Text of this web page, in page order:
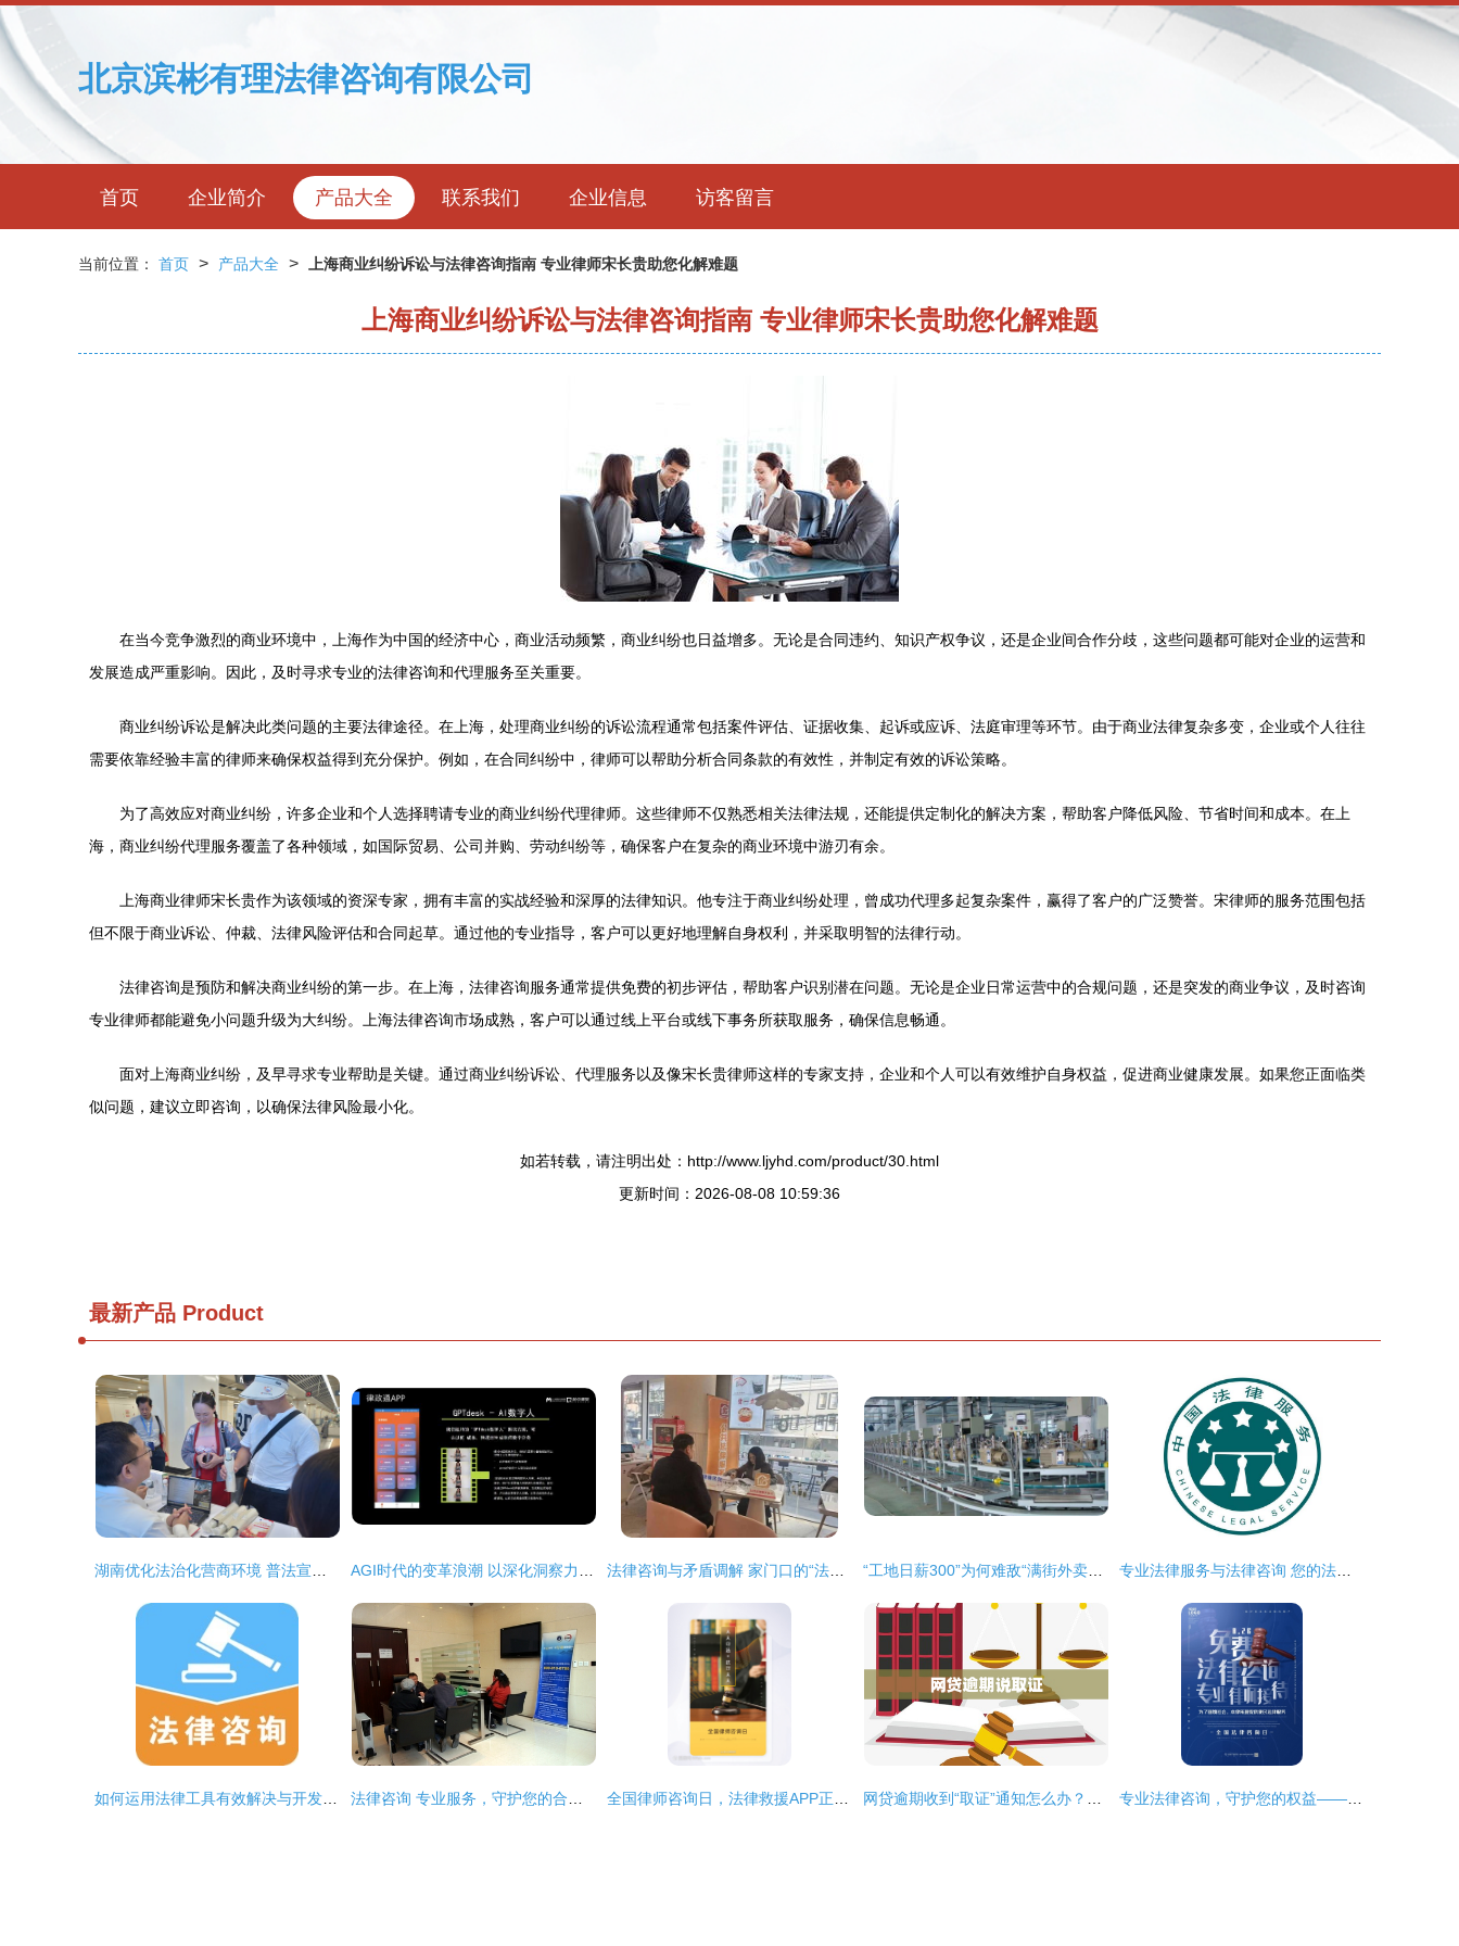
北京滨彬有理法律咨询有限公司
首页 企业简介 产品大全 联系我们 企业信息 访客留言
当前位置： 首页 > 产品大全 > 上海商业纠纷诉讼与法律咨询指南 专业律师宋长贵助您化解难题
上海商业纠纷诉讼与法律咨询指南 专业律师宋长贵助您化解难题
在当今竞争激烈的商业环境中，上海作为中国的经济中心，商业活动频繁，商业纠纷也日益增多。无论是合同违约、知识产权争议，还是企业间合作分歧，这些问题都可能对企业的运营和
发展造成严重影响。因此，及时寻求专业的法律咨询和代理服务至关重要。
商业纠纷诉讼是解决此类问题的主要法律途径。在上海，处理商业纠纷的诉讼流程通常包括案件评估、证据收集、起诉或应诉、法庭审理等环节。由于商业法律复杂多变，企业或个人往往
需要依靠经验丰富的律师来确保权益得到充分保护。例如，在合同纠纷中，律师可以帮助分析合同条款的有效性，并制定有效的诉讼策略。
为了高效应对商业纠纷，许多企业和个人选择聘请专业的商业纠纷代理律师。这些律师不仅熟悉相关法律法规，还能提供定制化的解决方案，帮助客户降低风险、节省时间和成本。在上
海，商业纠纷代理服务覆盖了各种领域，如国际贸易、公司并购、劳动纠纷等，确保客户在复杂的商业环境中游刃有余。
上海商业律师宋长贵作为该领域的资深专家，拥有丰富的实战经验和深厚的法律知识。他专注于商业纠纷处理，曾成功代理多起复杂案件，赢得了客户的广泛赞誉。宋律师的服务范围包括
但不限于商业诉讼、仲裁、法律风险评估和合同起草。通过他的专业指导，客户可以更好地理解自身权利，并采取明智的法律行动。
法律咨询是预防和解决商业纠纷的第一步。在上海，法律咨询服务通常提供免费的初步评估，帮助客户识别潜在问题。无论是企业日常运营中的合规问题，还是突发的商业争议，及时咨询
专业律师都能避免小问题升级为大纠纷。上海法律咨询市场成熟，客户可以通过线上平台或线下事务所获取服务，确保信息畅通。
面对上海商业纠纷，及早寻求专业帮助是关键。通过商业纠纷诉讼、代理服务以及像宋长贵律师这样的专家支持，企业和个人可以有效维护自身权益，促进商业健康发展。如果您正面临类
似问题，建议立即咨询，以确保法律风险最小化。
如若转载，请注明出处：http://www.ljyhd.com/product/30.html
更新时间：2026-08-08 10:59:36
最新产品 Product